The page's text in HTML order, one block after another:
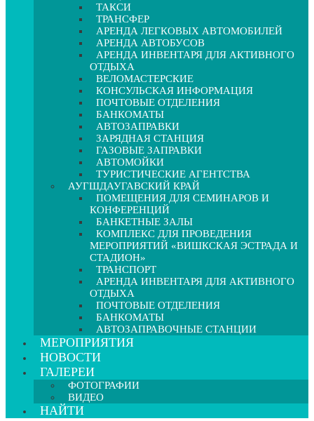
ТАКСИ
ТРАНСФЕР
АРЕНДА ЛЕГКОВЫХ АВТОМОБИЛЕЙ
АРЕНДА АВТОБУСОВ
АРЕНДА ИНВЕНТАРЯ ДЛЯ АКТИВНОГО
ОТДЫХА
ВЕЛОМАСТЕРСКИЕ
КОНСУЛЬСКАЯ ИНФОРМАЦИЯ
ПОЧТОВЫЕ ОТДЕЛЕНИЯ
БАНКОМАТЫ
АВТОЗАПРАВКИ
ЗАРЯДНАЯ СТАНЦИЯ
ГАЗОВЫЕ ЗАПРАВКИ
АВТОМОЙКИ
ТУРИСТИЧЕСКИЕ АГЕНТСТВА
АУГШДАУГАВСКИЙ КРАЙ
ПОМЕЩЕНИЯ ДЛЯ СЕМИНАРОВ И
КОНФЕРЕНЦИЙ
БАНКЕТНЫЕ ЗАЛЫ
КОМПЛЕКС ДЛЯ ПРОВЕДЕНИЯ
МЕРОПРИЯТИЙ «ВИШКСКАЯ ЭСТРАДА И
СТАДИОН»
ТРАНСПОРТ
АРЕНДА ИНВЕНТАРЯ ДЛЯ АКТИВНОГО
ОТДЫХА
ПОЧТОВЫЕ ОТДЕЛЕНИЯ
БАНКОМАТЫ
АВТОЗАПРАВОЧНЫЕ СТАНЦИИ
МЕРОПРИЯТИЯ
НОВОСТИ
ГАЛЕРЕИ
ФОТОГРАФИИ
ВИДЕО
НАЙТИ